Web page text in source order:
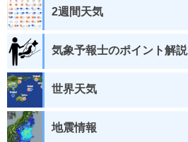
2週間天気
気象予報士のポイント解説
世界天気
地震情報